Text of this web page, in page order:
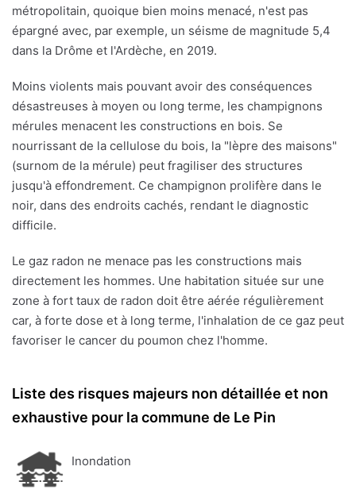
métropolitain, quoique bien moins menacé, n'est pas
épargné avec, par exemple, un séisme de magnitude 5,4
dans la Drôme et l'Ardèche, en 2019.
Moins violents mais pouvant avoir des conséquences
désastreuses à moyen ou long terme, les champignons
mérules menacent les constructions en bois. Se
nourrissant de la cellulose du bois, la "lèpre des maisons"
(surnom de la mérule) peut fragiliser des structures
jusqu'à effondrement. Ce champignon prolifère dans le
noir, dans des endroits cachés, rendant le diagnostic
difficile.
Le gaz radon ne menace pas les constructions mais
directement les hommes. Une habitation située sur une
zone à fort taux de radon doit être aérée régulièrement
car, à forte dose et à long terme, l'inhalation de ce gaz peut
favoriser le cancer du poumon chez l'homme.
Liste des risques majeurs non détaillée et non
exhaustive pour la commune de Le Pin
Inondation